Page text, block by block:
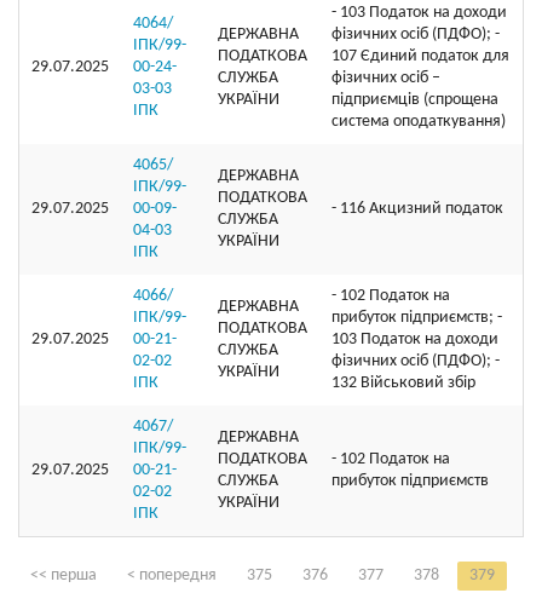
29.07.2025
4064/
ІПК/99-
00-24-
03-03
ІПК
ДЕРЖАВНА
ПОДАТКОВА
СЛУЖБА
УКРАЇНИ
- 103 Податок на доходи
фізичних осіб (ПДФО); -
107 Єдиний податок для
фізичних осіб –
підприємців (спрощена
система оподаткування)
29.07.2025
4065/
ІПК/99-
00-09-
04-03
ІПК
ДЕРЖАВНА
ПОДАТКОВА
СЛУЖБА
УКРАЇНИ
- 116 Акцизний податок
29.07.2025
4066/
ІПК/99-
00-21-
02-02
ІПК
ДЕРЖАВНА
ПОДАТКОВА
СЛУЖБА
УКРАЇНИ
- 102 Податок на
прибуток підприємств; -
103 Податок на доходи
фізичних осіб (ПДФО); -
132 Військовий збір
29.07.2025
4067/
ІПК/99-
00-21-
02-02
ІПК
ДЕРЖАВНА
ПОДАТКОВА
СЛУЖБА
УКРАЇНИ
- 102 Податок на
прибуток підприємств
<< перша < попередня 375 376 377 378
379